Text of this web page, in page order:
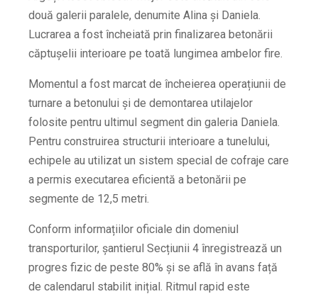
două galerii paralele, denumite Alina și Daniela.
Lucrarea a fost încheiată prin finalizarea betonării
căptușelii interioare pe toată lungimea ambelor fire.
Momentul a fost marcat de încheierea operațiunii de
turnare a betonului și de demontarea utilajelor
folosite pentru ultimul segment din galeria Daniela.
Pentru construirea structurii interioare a tunelului,
echipele au utilizat un sistem special de cofraje care
a permis executarea eficientă a betonării pe
segmente de 12,5 metri.
Conform informațiilor oficiale din domeniul
transporturilor, șantierul Secțiunii 4 înregistrează un
progres fizic de peste 80% și se află în avans față
de calendarul stabilit inițial. Ritmul rapid este